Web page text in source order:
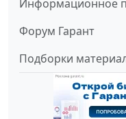
Информационное
Форум Гарант
Подборки